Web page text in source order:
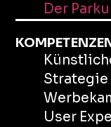
Der
Strategie
User